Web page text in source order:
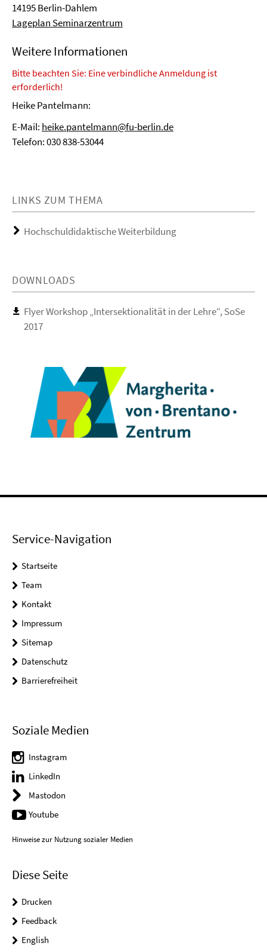
14195 Berlin-Dahlem
Lageplan Seminarzentrum
Weitere Informationen
Bitte beachten Sie: Eine verbindliche Anmeldung ist
erforderlich!
Heike Pantelmann:
E-Mail: heike.pantelmann@fu-berlin.de
Telefon: 030 838-53044
LINKS ZUM THEMA
Hochschuldidaktische Weiterbildung
DOWNLOADS
Flyer Workshop „Intersektionalität in der Lehre“, SoSe
2017
Service-Navigation
Startseite
Team
Kontakt
Impressum
Sitemap
Datenschutz
Barrierefreiheit
Soziale Medien
Instagram
LinkedIn
Mastodon
Youtube
Hinweise zur Nutzung sozialer Medien
Diese Seite
Drucken
Feedback
English